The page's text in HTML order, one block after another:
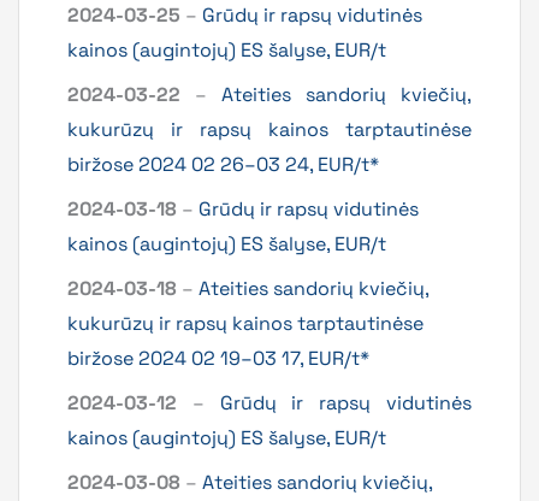
2024-03-25 – Grūdų ir rapsų vidutinės
kainos (augintojų) ES šalyse, EUR/t
2024-03-22 – Ateities sandorių kviečių,
kukurūzų ir rapsų kainos tarptautinėse
biržose 2024 02 26–03 24, EUR/t*
2024-03-18 – Grūdų ir rapsų vidutinės
kainos (augintojų) ES šalyse, EUR/t
2024-03-18 – Ateities sandorių kviečių,
kukurūzų ir rapsų kainos tarptautinėse
biržose 2024 02 19–03 17, EUR/t*
2024-03-12 – Grūdų ir rapsų vidutinės
kainos (augintojų) ES šalyse, EUR/t
2024-03-08 – Ateities sandorių kviečių,